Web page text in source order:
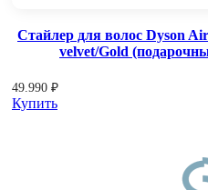
Стайлер для волос Dyson
velvet/Gold
49.990 ₽
Купить